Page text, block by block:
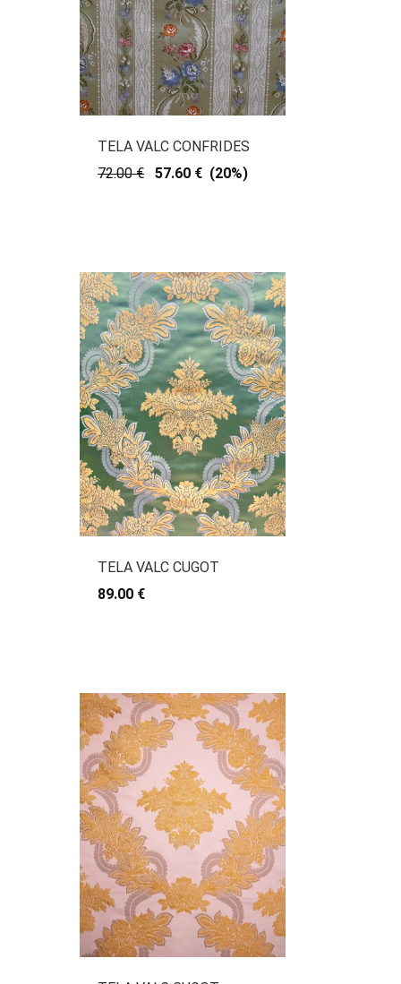
TELA VALC CONFRIDES
72.00 € 57.60 € (20%)
TELA VALC CUGOT
89.00 €